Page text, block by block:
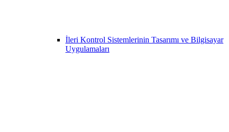
İleri Kontrol Sistemlerinin Tasarımı ve Bilgisayar
Uygulamaları